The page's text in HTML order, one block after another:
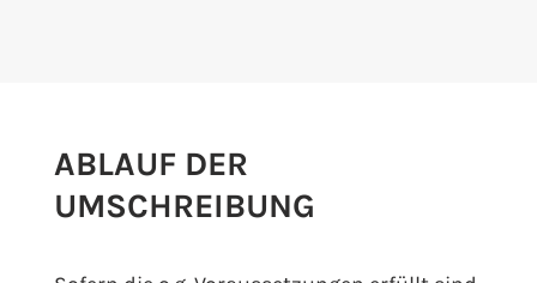
ABLAUF DER
UMSCHREIBUNG